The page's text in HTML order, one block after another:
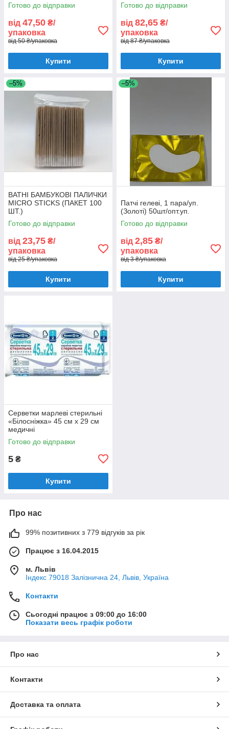
Готово до відправки
від 47,50 ₴/
упаковка
від 50 ₴/упаковка
Купити
Готово до відправки
від 82,65 ₴/
упаковка
від 87 ₴/упаковка
Купити
–5%
ВАТНІ БАМБУКОВІ ПАЛИЧКИ
MICRO STICKS (ПАКЕТ 100
ШТ.)
Готово до відправки
від 23,75 ₴/
упаковка
від 25 ₴/упаковка
Купити
–5%
Патчі гелеві, 1 пара/уп.
(Золоті) 50шт/опт.уп.
Готово до відправки
від 2,85 ₴/
упаковка
від 3 ₴/упаковка
Купити
Серветки марлеві стерильні
«Білосніжка» 45 см х 29 см
медичні
Готово до відправки
5 ₴
Купити
Про нас
99% позитивних з 779 відгуків за рік
Працює з 16.04.2015
м. Львів
Індекс 79018 Залізнична 24, Львів, Україна
Контакти
Сьогодні працює з 09:00 до 16:00
Показати весь графік роботи
Про нас
Контакти
Доставка та оплата